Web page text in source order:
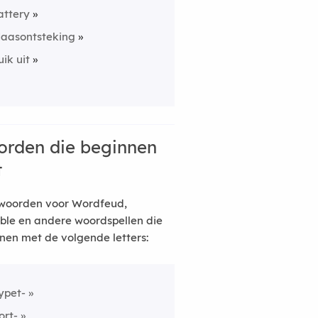
uit
die beginnen
voor Wordfeud,
en andere woordspellen die
met de volgende letters: